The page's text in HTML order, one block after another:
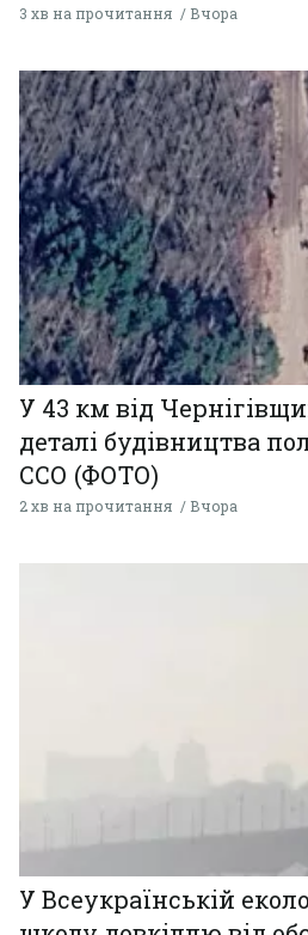
3 хв на прочитання Вчора
У 43 км від
деталі будівництва
ССО (ФОТО)
2 хв на прочитання Вчора
У Всеукраїнській